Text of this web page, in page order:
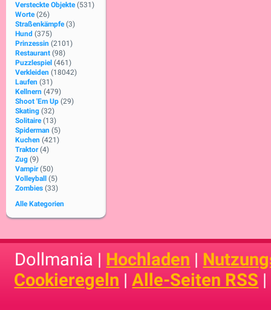
Versteckte Objekte (531)
Worte (26)
Straßenkämpfe (3)
Hund (375)
Prinzessin (2101)
Restaurant (98)
Puzzlespiel (461)
Verkleiden (18042)
Laufen (31)
Kellnern (479)
Shoot 'Em Up (29)
Skating (32)
Solitaire (13)
Spiderman (5)
Kuchen (421)
Traktor (4)
Zug (9)
Vampir (50)
Volleyball
(5)
Zombies (33)
Alle Kategorien
Dollmania | Hochladen |
Cookieregeln |Alle-Seiten RSS |